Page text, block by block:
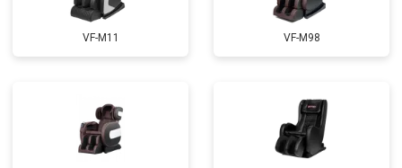
VF-M11 VF-M98